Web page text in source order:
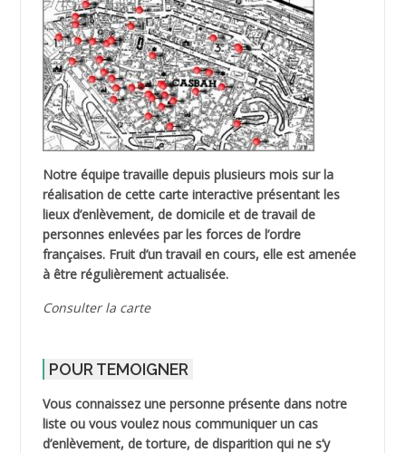
Notre équipe travaille depuis plusieurs mois sur la
réalisation de cette carte interactive présentant les
lieux d’enlèvement, de domicile et de travail de
personnes enlevées par les forces de l’ordre
françaises. Fruit d’un travail en cours, elle est amenée
à être régulièrement actualisée.
Consulter la carte
POUR TEMOIGNER
Vous connaissez une personne présente dans notre
liste ou vous voulez nous communiquer un cas
d’enlèvement, de torture, de disparition qui ne s’y